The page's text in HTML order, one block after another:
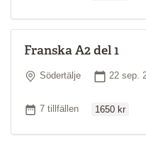
Franska A2 del 1
Plats
Södertälje 22 sep.
Antal tillfällen
7 tillfällen 1650 kr